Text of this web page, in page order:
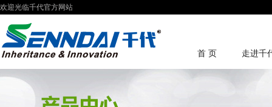
欢迎光临千代官方网站
首 页 走进千